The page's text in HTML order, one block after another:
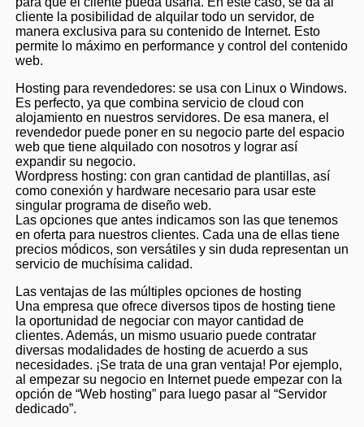
cliente la posibilidad de alquilar todo un servidor, de
manera exclusiva para su contenido de Internet. Esto
permite lo máximo en performance y control del contenido
web.
Hosting para revendedores: se usa con Linux o Windows.
Es perfecto, ya que combina servicio de cloud con
alojamiento en nuestros servidores. De esa manera, el
revendedor puede poner en su negocio parte del espacio
web que tiene alquilado con nosotros y lograr así
expandir su negocio.
Wordpress hosting: con gran cantidad de plantillas, así
como conexión y hardware necesario para usar este
singular programa de diseño web.
Las opciones que antes indicamos son las que tenemos
en oferta para nuestros clientes. Cada una de ellas tiene
precios módicos, son versátiles y sin duda representan un
servicio de muchísima calidad.
Las ventajas de las múltiples opciones de hosting
Una empresa que ofrece diversos tipos de hosting tiene
la oportunidad de negociar con mayor cantidad de
clientes. Además, un mismo usuario puede contratar
diversas modalidades de hosting de acuerdo a sus
necesidades. ¡Se trata de una gran ventaja! Por ejemplo,
al empezar su negocio en Internet puede empezar con la
opción de “Web hosting” para luego pasar al “Servidor
dedicado”.